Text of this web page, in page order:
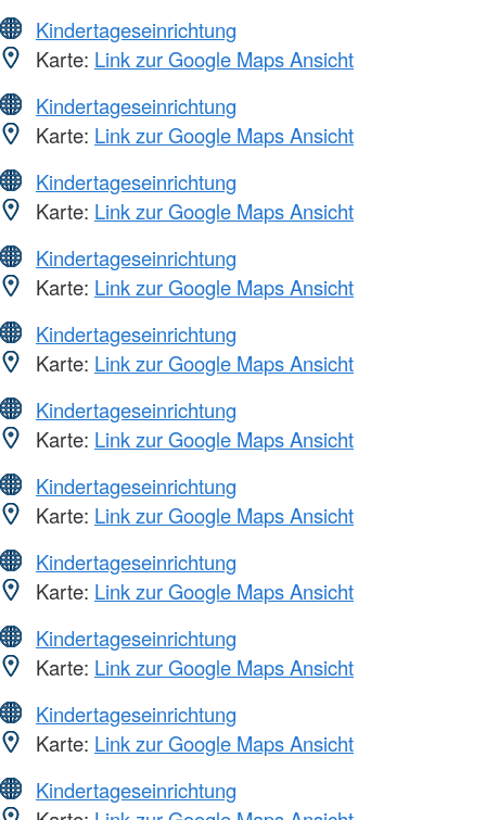
Kindertageseinrichtung
Karte: Link zur Google Maps Ansicht
Kindertageseinrichtung
Karte: Link zur Google Maps Ansicht
Kindertageseinrichtung
Karte: Link zur Google Maps Ansicht
Kindertageseinrichtung
Karte: Link zur Google Maps Ansicht
Kindertageseinrichtung
Karte: Link zur Google Maps Ansicht
Kindertageseinrichtung
Karte: Link zur Google Maps Ansicht
Kindertageseinrichtung
Karte: Link zur Google Maps Ansicht
Kindertageseinrichtung
Karte: Link zur Google Maps Ansicht
Kindertageseinrichtung
Karte: Link zur Google Maps Ansicht
Kindertageseinrichtung
Karte: Link zur Google Maps Ansicht
Kindertageseinrichtung